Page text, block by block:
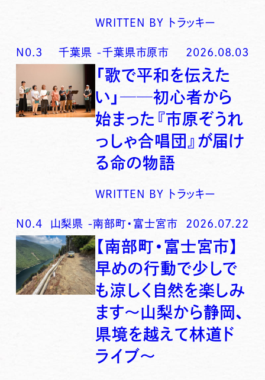
WRITTEN BY トラッキー
N0. 3 千葉県 -千葉県市原市 2026.08.03
「歌で平和を伝えた
い」──初心者から
始まった『市原ぞうれ
っしゃ合唱団』が届け
る命の物語
WRITTEN BY トラッキー
N0.4 山梨県 -南部町・富士宮市 2026.07.22
【南部町・富士宮市】
早めの行動で少しで
も涼しく自然を楽しみ
ます〜山梨から静岡、
県境を越えて林道ド
ライブ〜